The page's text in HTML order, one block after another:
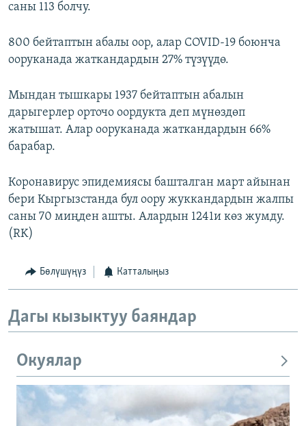
саны 113 болчу.
800 бейтаптын абалы оор, алар COVID-19 боюнча
ооруканада жаткандардын 27% түзүүдө.
Мындан тышкары 1937 бейтаптын абалын
дарыгерлер орточо оордукта деп мүнөздөп
жатышат. Алар ооруканада жаткандардын 66%
барабар.
Коронавирус эпидемиясы башталган март айынан
бери Кыргызстанда бул оору жуккандардын жалпы
саны 70 миңден ашты. Алардын 1241и көз жумду.
(RK)
Бөлүшүңүз Катталыңыз
Дагы кызыктуу баяндар
Окуялар